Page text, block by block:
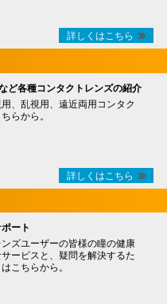
詳しくはこちら
ど各種コンタクトレンズの紹介
、乱視用、遠近両用コンタク
らから。
詳しくはこちら
ート
ズユーザーの皆様の瞳の健康
ービスと、疑問を解決するた
こちらから。